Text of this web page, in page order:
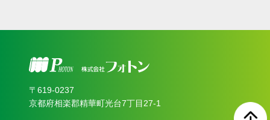
〒619‐0237
京都府相楽郡精華町光台7丁目27-1